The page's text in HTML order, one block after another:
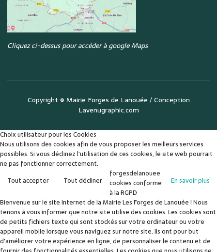
Cliquez ci-dessus pour accéder à google Maps
Copyright © Mairie Forges de Lanouée / Conception
Lavenugraphic.com
Choix utilisateur pour les Cookies
Nous utilisons des cookies afin de vous proposer les meilleurs services
possibles. Si vous déclinez l'utilisation de ces cookies, le site web pourrait
ne pas fonctionner correctement.
Tout accepter
Tout décliner En savoir plus
forgesdelanouee
cookies conforme
à la RGPD
Bienvenue sur le site Internet de la Mairie Les Forges de Lanouée ! Nous
tenons à vous informer que notre site utilise des cookies. Les cookies sont
de petits fichiers texte qui sont stockés sur votre ordinateur ou votre
appareil mobile lorsque vous naviguez sur notre site. Ils ont pour but
d'améliorer votre expérience en ligne, de personnaliser le contenu et de